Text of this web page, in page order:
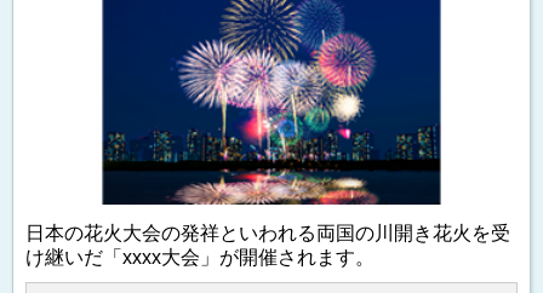
日本の花火大会の発祥といわれる両国の川開き花火を受
け継いだ「xxxx大会」が開催されます。